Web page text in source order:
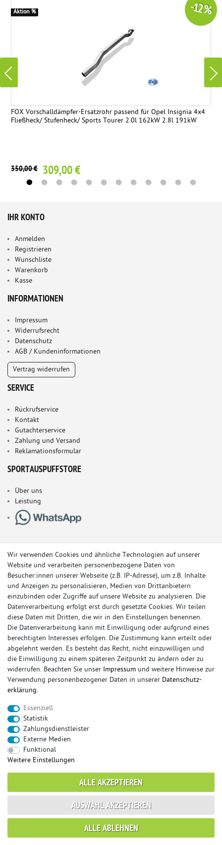
FOX Vorschalldämpfer-Ersatzrohr passend für Opel Insignia 4x4
Fließheck/ Stufenheck/ Sports Tourer 2.0l 162kW 2.8l 191kW
350,00 € 309,00 €
-12 %
Aktion %
IHR KONTO
Anmelden
Registrieren
Wunschliste
Warenkorb
Kasse
INFORMATIONEN
Impressum
Widerrufsrecht
Datenschutz
AGB / Kundeninformationen
Vertrag widerrufen
SERVICE
Rückrufservice
Kontakt
Gutachterservice
Zahlung und Versand
Reklamationsformular
SPORTAUSPUFFSTORE
Über uns
Leistung
© Copyright 2026 Sportauspuff-Store.de - Alle Rechte vorbehalten.
Preisangaben inkl. gesetzlicher MwSt. und zzgl. Versandkosten
Das Internetportal für Sportendschalldämpfer, Komplettanlagen,
Rennsportanlagen, Sportendrohre, Universalteile, Fächerkrümmer,
Vorschalldämpfer, Sportkat, Ersatzrohr und Auspuffzubehör.
FOX, REMUS, FSW, FRIEDRICH MOTORSPORT, EISENMANN, ULTER
SPORT, NOVUS
sportauspuff sportkat
endrohr
downpipe
mittelschalldämpfer
fächerkrümmer
ulter
vorschalldämpfer
fsw
duplex milltek
entnehmen Sie bitte der Schaltfläche mit den Versandinformationen
Wir verwenden Cookies und ähnliche Technologien auf unserer
Website und verarbeiten personenbezogene Daten von
Besucher:innen unserer Webseite (z.B. IP-Adresse), um z.B. Inhalte
und Anzeigen zu personalisieren, Medien von Drittanbietern
einzubinden oder Zugriffe auf unsere Website zu analysieren. Die
Datenverarbeitung erfolgt erst durch gesetzte Cookies. Wir teilen
diese Daten mit Dritten, die wir in den Einstellungen benennen.
Die Datenverarbeitung kann mit Einwilligung oder aufgrund eines
berechtigten Interesses erfolgen. Die Zustimmung kann erteilt oder
abgelehnt werden. Es besteht das Recht, nicht einzuwilligen und
die Einwilligung zu einem späteren Zeitpunkt zu ändern oder zu
widerrufen. Beachten Sie unser Impressum und weitere Hinweise zur
Verwendung personenbezogener Daten in unserer Daten­schutz­
erklärung.
Essenziell
Statistik
Zahlungsdienstleister
Externe Medien
Funktional
Weitere Einstellungen
ALLE AKZEPTIEREN
ALLE ABLEHNEN
AUSWAHL AKZEPTIEREN